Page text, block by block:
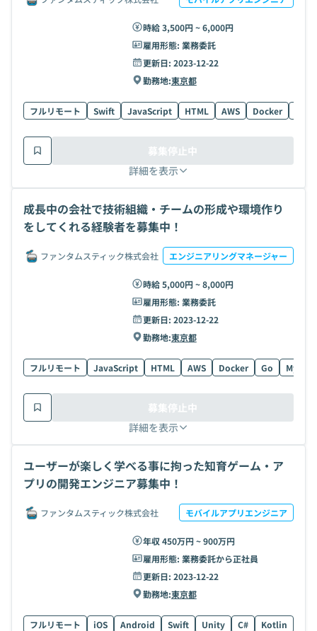
時給 3,500円 ~ 6,000円
雇用形態: 業務委託
更新日: 2023-12-22
勤務地:東京都
フルリモート Swift JavaScript HTML AWS Docker
詳細を表示
募集停止中
成長中の会社で技術組織・チームの形成や環境作り
をしてくれる経験者を募集中！
ファンタムスティック株式会社 エンジニアリングマネージャー
時給 5,000円 ~ 8,000円
雇用形態: 業務委託
更新日: 2023-12-22
勤務地:東京都
フルリモート JavaScript HTML AWS Docker Go MySQL
詳細を表示
募集停止中
ユーザーが楽しく学べる事に拘った知育ゲーム・ア
プリの開発エンジニア募集中！
ファンタムスティック株式会社 モバイルアプリエンジニア
年収 450万円 ~ 900万円
雇用形態: 業務委託から正社員
更新日: 2023-12-22
勤務地:東京都
フルリモート iOS Android Swift Unity C# Kotlin